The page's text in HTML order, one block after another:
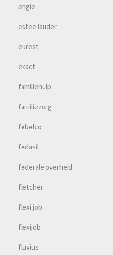
engie
estee lauder
eurest
exact
familiehulp
familiezorg
febelco
fedasil
federale overheid
fletcher
flexi job
flexijob
fluvius